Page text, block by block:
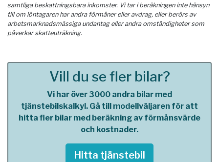
samtliga beskattningsbara inkomster. Vi tar i beräkningen inte hänsyn
till om löntagaren har andra förmåner eller avdrag, eller berörs av
arbetsmarknadsmässiga undantag eller andra omständigheter som
påverkar skatteuträkning.
Vill du se fler bilar?
Vi har över 3000 andra bilar med
tjänstebilskalkyl. Gå till modellväljaren för att
hitta fler bilar med beräkning av förmånsvärde
och kostnader.
Hitta tjänstebil